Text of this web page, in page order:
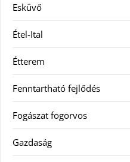
Esküvő
Étel-Ital
Étterem
Fenntartható fejlődés
Fogászat fogorvos
Gazdaság